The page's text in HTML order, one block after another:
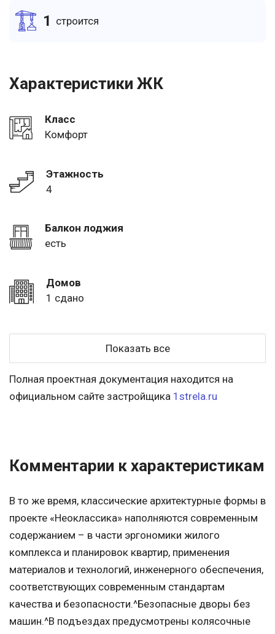
1 cтроится
Характеристики ЖК
Класс
Комфорт
Этажность
4
Балкон лоджия
есть
Домов
1 сдано
Показать все
Полная проектная документация находится на
официальном сайте застройщика 1strela.ru
Комментарии к характеристикам
В то же время, классические архитектурные формы в
проекте «Неоклассика» наполняются современным
содержанием – в части эргономики жилого
комплекса и планировок квартир, применения
материалов и технологий, инженерного обеспечения,
соответствующих современным стандартам
качества и безопасности.^Безопасные дворы без
машин.^В подъездах предусмотрены колясочные